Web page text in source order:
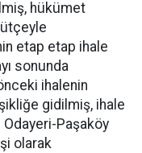
hükümet
etap etap ihale
sonunda
ihalenin
gidilmiş, ihale
Paşaköy
olarak